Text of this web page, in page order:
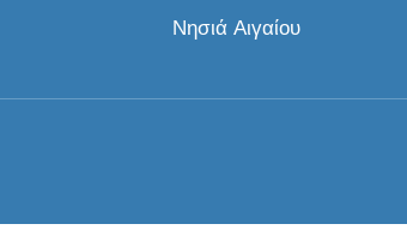
Νησιά Αιγαίου